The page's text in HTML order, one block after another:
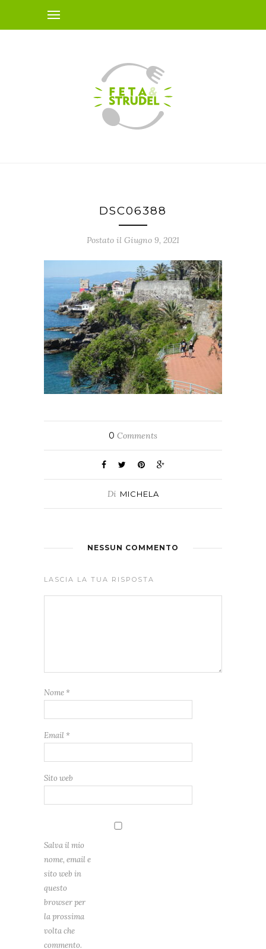
DSC06388
Postato il Giugno 9, 2021
0 Comments
Di MICHELA
NESSUN COMMENTO
LASCIA LA TUA RISPOSTA
Nome *
Email *
Sito web
Salva il mio
nome, email e
sito web in
questo
browser per
la prossima
volta che
commento.